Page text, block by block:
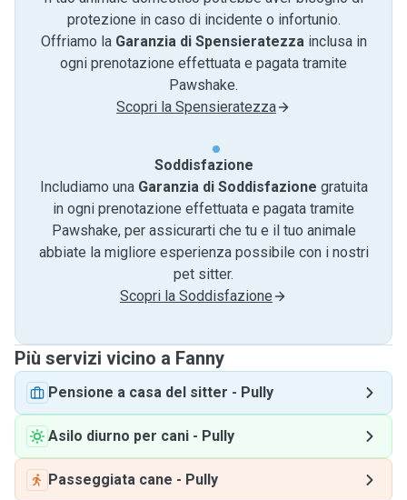
protezione in caso di incidente o infortunio.
Offriamo la Garanzia di Spensieratezzainclusa in
ogni prenotazione effettuata e pagata tramite
Pawshake.
Scopri la Spensieratezza
Soddisfazione
Includiamo una Garanzia di Soddisfazione gratuita
in ogni prenotazione effettuata e pagata tramite
Pawshake, per assicurarti che tu e il tuo animale
abbiate la migliore esperienza possibile con i nostri
pet sitter.
Scopri la Soddisfazione
Più servizi vicino a Fanny
Pensione a casa del sitter - Pully
Asilo diurno per cani - Pully
Passeggiata cane - Pully